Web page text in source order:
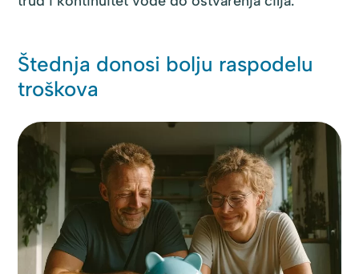
Štednja donosi bolju raspodelu
troškova